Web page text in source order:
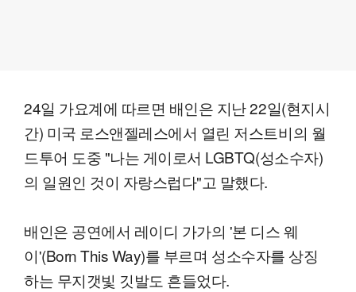
24일 가요계에 따르면 배인은 지난 22일(현지시
간) 미국 로스앤젤레스에서 열린 저스트비의 월
드투어 도중 "나는 게이로서 LGBTQ(성소수자)
의 일원인 것이 자랑스럽다"고 말했다.
배인은 공연에서 레이디 가가의 '본 디스 웨
이'(Born This Way)를 부르며 성소수자를 상징
하는 무지갯빛 깃발도 흔들었다.